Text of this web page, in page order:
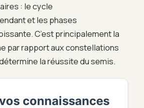
: le cycle
et les phases
C’est principalement la
par rapport aux constellations
la réussite du semis.
connaissances